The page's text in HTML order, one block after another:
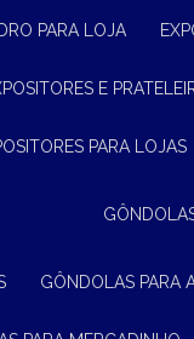
PARA LOJA
E
PARA LOJAS
GÔNDOLAS PARA